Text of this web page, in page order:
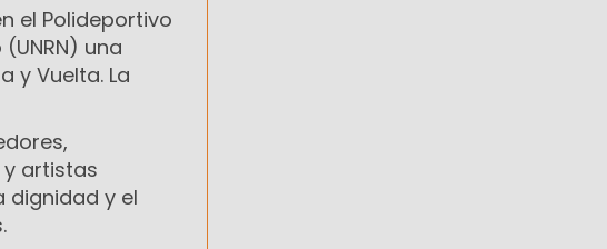
el Polideportivo
una
y Vuelta. La
artistas
dignidad y el